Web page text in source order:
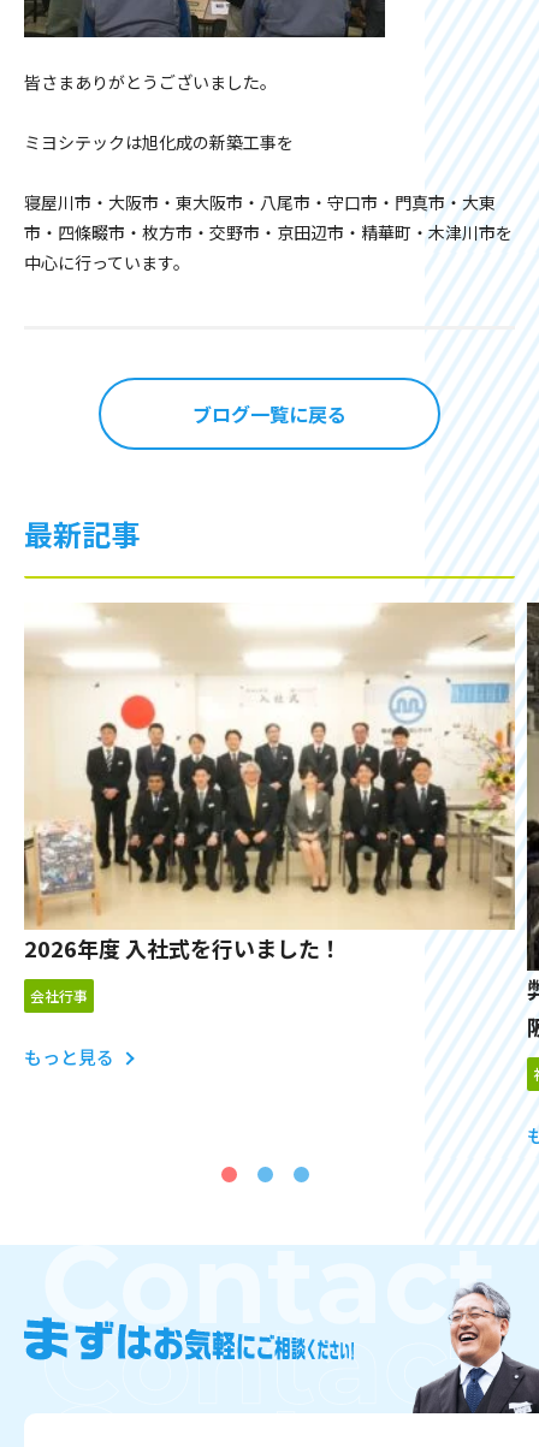
皆さまありがとうございました。
ミヨシテックは旭化成の新築工事を
寝屋川市・大阪市・東大阪市・八尾市・守口市・門真市・大東
市・四條畷市・枚方市・交野市・京田辺市・精華町・木津川市を
中心に行っています。
ブログ一覧に戻る
最新記事
2026年度 入社式を行いました！
会社行事
もっと見る